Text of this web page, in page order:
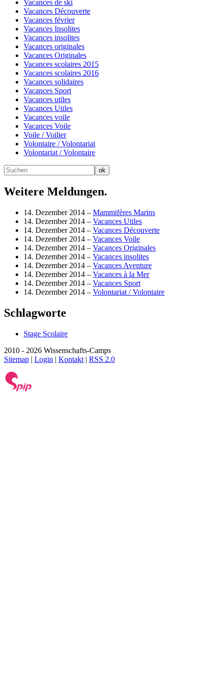
Vacances de ski
Vacances Découverte
Vacances février
Vacances Insolites
Vacances insolites
Vacances originales
Vacances Originales
Vacances scolaires 2015
Vacances scolaires 2016
Vacances solidaires
Vacances Sport
Vacances utiles
Vacances Utiles
Vacances voile
Vacances Voile
Voile / Voilier
Volontaire / Volontariat
Volontariat / Volontaire
Weitere Meldungen.
14. Dezember 2014 – Mammifères Marins
14. Dezember 2014 – Vacances Utiles
14. Dezember 2014 – Vacances Découverte
14. Dezember 2014 – Vacances Voile
14. Dezember 2014 – Vacances Originales
14. Dezember 2014 – Vacances insolites
14. Dezember 2014 – Vacances Aventure
14. Dezember 2014 – Vacances à la Mer
14. Dezember 2014 – Vacances Sport
14. Dezember 2014 – Volontariat / Volontaire
Schlagworte
Stage Scolaire
2010 - 2026 Wissenschafts-Camps
Sitemap | Login | Kontakt | RSS 2.0